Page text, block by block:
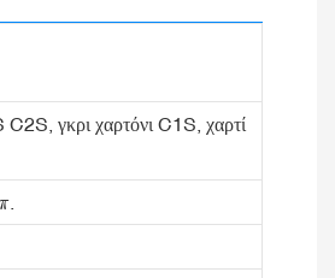
C2S, γκρι χαρτόνι C1S, χαρτί